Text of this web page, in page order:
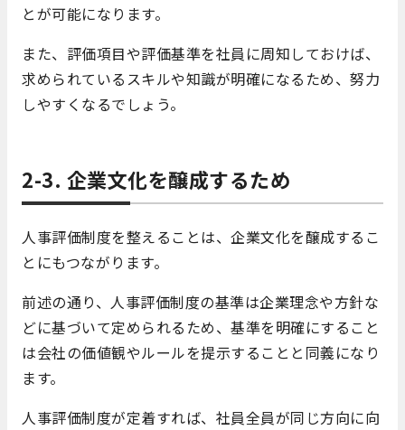
とが可能になります。
また、評価項目や評価基準を社員に周知しておけば、
求められているスキルや知識が明確になるため、努力
しやすくなるでしょう。
2-3. 企業文化を醸成するため
人事評価制度を整えることは、企業文化を醸成するこ
とにもつながります。
前述の通り、人事評価制度の基準は企業理念や方針な
どに基づいて定められるため、基準を明確にすること
は会社の価値観やルールを提示することと同義になり
ます。
人事評価制度が定着すれば、社員全員が同じ方向に向